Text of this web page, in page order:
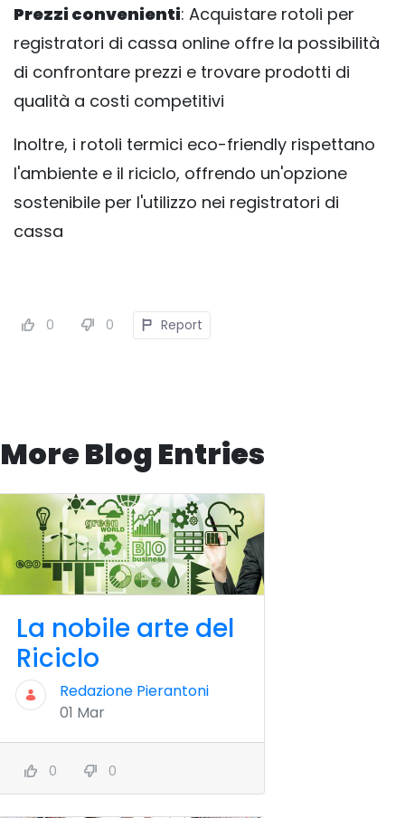
Prezzi convenienti: Acquistare rotoli per
registratori di cassa online offre la possibilità
di confrontare prezzi e trovare prodotti di
qualità a costi competitivi
Inoltre, i rotoli termici eco-friendly rispettano
l'ambiente e il riciclo, offrendo un'opzione
sostenibile per l'utilizzo nei registratori di
cassa
0 0 Report
More Blog Entries
La nobile arte del
Riciclo
Redazione Pierantoni
01 Mar
0 0